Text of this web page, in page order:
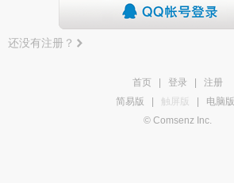
还没有注册？
首页 登录
注册
简易版
触屏版 电脑版
© Comsenz Inc.